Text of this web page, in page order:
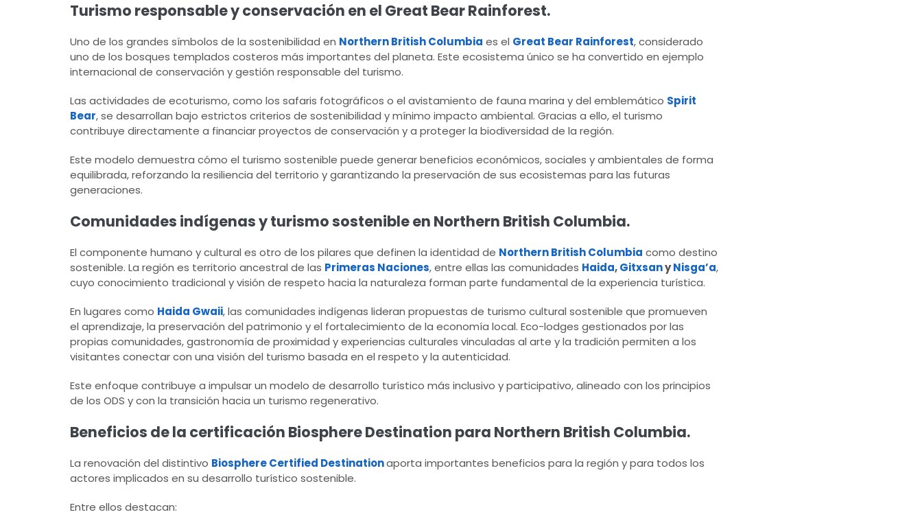
Turismo responsable y conservación en el Great Bear Rainforest.
Uno de los grandes símbolos de la sostenibilidad en Northern British Columbia es el Great Bear Rainforest, considerado
uno de los bosques templados costeros más importantes del planeta. Este ecosistema único se ha convertido en ejemplo
internacional de conservación y gestión responsable del turismo.
Las actividades de ecoturismo, como los safaris fotográficos o el avistamiento de fauna marina y del emblemático Spirit
Bear, se desarrollan bajo estrictos criterios de sostenibilidad y mínimo impacto ambiental. Gracias a ello, el turismo
contribuye directamente a financiar proyectos de conservación y a proteger la biodiversidad de la región.
Este modelo demuestra cómo el turismo sostenible puede generar beneficios económicos, sociales y ambientales de forma
equilibrada, reforzando la resiliencia del territorio y garantizando la preservación de sus ecosistemas para las futuras
generaciones.
Comunidades indígenas y turismo sostenible en Northern British Columbia.
El componente humano y cultural es otro de los pilares que definen la identidad de Northern British Columbia como destino
sostenible. La región es territorio ancestral de las Primeras Naciones, entre ellas las comunidades Haida,GitxsanyNisga’a,
cuyo conocimiento tradicional y visión de respeto hacia la naturaleza forman parte fundamental de la experiencia turística.
En lugares como Haida Gwaii, las comunidades indígenas lideran propuestas de turismo cultural sostenible que promueven
el aprendizaje, la preservación del patrimonio y el fortalecimiento de la economía local. Eco-lodges gestionados por las
propias comunidades, gastronomía de proximidad y experiencias culturales vinculadas al arte y la tradición permiten a los
visitantes conectar con una visión del turismo basada en el respeto y la autenticidad.
Este enfoque contribuye a impulsar un modelo de desarrollo turístico más inclusivo y participativo, alineado con los principios
de los ODS y con la transición hacia un turismo regenerativo.
Beneficios de la certificación Biosphere Destination para Northern British Columbia.
La renovación del distintivo Biosphere Certified Destinationaporta importantes beneficios para la región y para todos los
actores implicados en su desarrollo turístico sostenible.
Entre ellos destacan: